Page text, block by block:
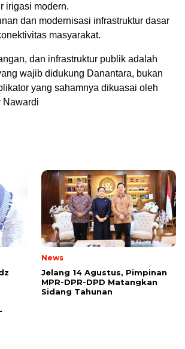
irigasi modern.
dan modernisasi infrastruktur dasar
masyarakat.
dan infrastruktur publik adalah
wajib didukung Danantara, bukan
yang sahamnya dikuasai oleh
Nawardi
News
Jelang 14 Agustus, Pimpinan
MPR-DPR-DPD Matangkan
Sidang Tahunan